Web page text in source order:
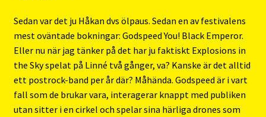
Sedan var det ju Håkan dvs ölpaus. Sedan en av festivalens
mest oväntade bokningar: Godspeed You! Black Emperor.
Eller nu när jag tänker på det har ju faktiskt Explosions in
the Sky spelat på Linné två gånger, va? Kanske är det alltid
ett postrock-band per år där? Måhända. Godspeed är i vart
fall som de brukar vara, interagerar knappt med publiken
utan sitter i en cirkel och spelar sina härliga drones som